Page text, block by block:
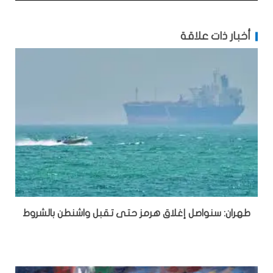
أخبار ذات علاقة
طهران: سنواصل إغلاق هرمز حتى تقبل واشنطن بالشروط